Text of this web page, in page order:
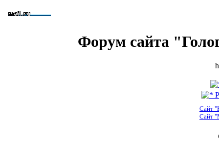
Форум сайта
Сайт
Сайт